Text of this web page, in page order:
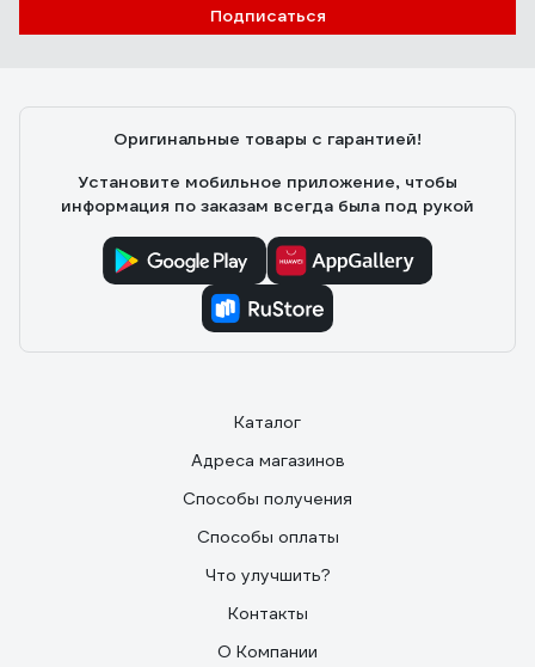
Подписаться
Оригинальные товары с гарантией!
Установите мобильное приложение, чтобы
информация по заказам всегда была под рукой
Каталог
Адреса магазинов
Способы получения
Способы оплаты
Что улучшить?
Контакты
О Компании